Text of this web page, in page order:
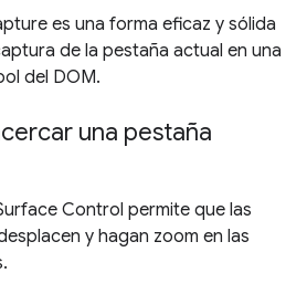
es una forma eficaz y sólida
de la pestaña actual en una
del DOM.
una pestaña
Control permite que las
y hagan zoom en las